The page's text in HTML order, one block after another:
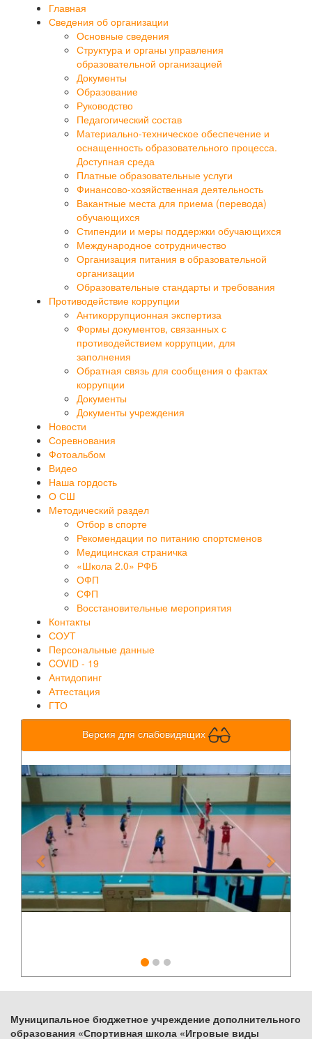
Главная
Сведения об организации
Основные сведения
Структура и органы управления
образовательной организацией
Документы
Образование
Руководство
Педагогический состав
Материально-техническое обеспечение и
оснащенность образовательного процесса.
Доступная среда
Платные образовательные услуги
Финансово-хозяйственная деятельность
Вакантные места для приема (перевода)
обучающихся
Стипендии и меры поддержки обучающихся
Международное сотрудничество
Организация питания в образовательной
организации
Образовательные стандарты и требования
Противодействие коррупции
Антикоррупционная экспертиза
Формы документов, связанных с
противодействием коррупции, для
заполнения
Обратная связь для сообщения о фактах
коррупции
Документы
Документы учреждения
Новости
Соревнования
Фотоальбом
Видео
Наша гордость
О СШ
Методический раздел
Отбор в спорте
Рекомендации по питанию спортсменов
Медицинская страничка
«Школа 2.0» РФБ
ОФП
СФП
Восстановительные мероприятия
Контакты
СОУТ
Персональные данные
COVID - 19
Антидопинг
Аттестация
ГТО
Версия для слабовидящих
Previous Next
Муниципальное бюджетное учреждение дополнительного
образования «Спортивная школа «Игровые виды